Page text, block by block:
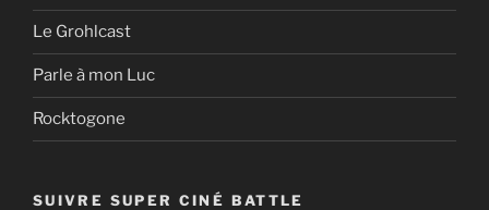
Le Grohlcast
Parle à mon Luc
Rocktogone
SUIVRE SUPER CINÉ BATTLE